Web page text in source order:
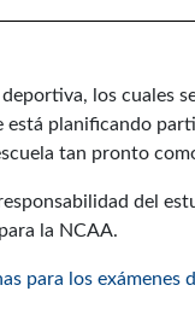
los cuales
está planificando
tan pronto
del
la NCAA.
para los